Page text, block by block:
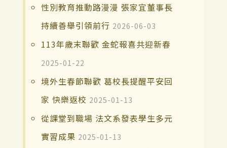
性別教育推動路漫漫 張家宜董事長
持續善舉引領前行 2026-06-03
113年歲末聯歡 金蛇報喜共迎新春
2025-01-22
境外生春節聯歡 葛校長提醒平安回
家 快樂返校 2025-01-13
從課堂到職場 法文系發表學生多元
實習成果 2025-01-13